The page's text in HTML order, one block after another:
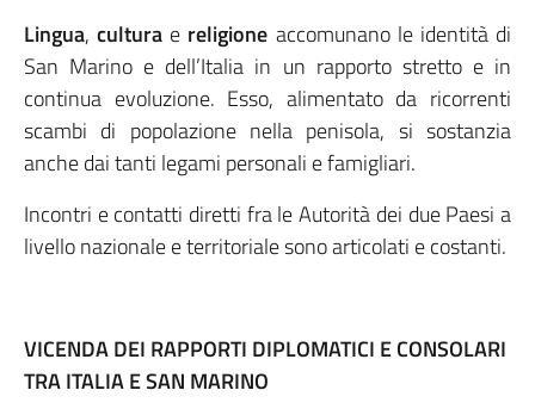
Lingua,cultura e religione accomunano le identità di
San Marino e dell’Italia in un rapporto stretto e in
continua evoluzione. Esso, alimentato da ricorrenti
scambi di popolazione nella penisola, si sostanzia
anche dai tanti legami personali e famigliari.
Incontri e contatti diretti fra le Autorità dei due Paesi a
livello nazionale e territoriale sono articolati e costanti.
VICENDA DEI RAPPORTI DIPLOMATICI E CONSOLARI
TRA ITALIA E SAN MARINO